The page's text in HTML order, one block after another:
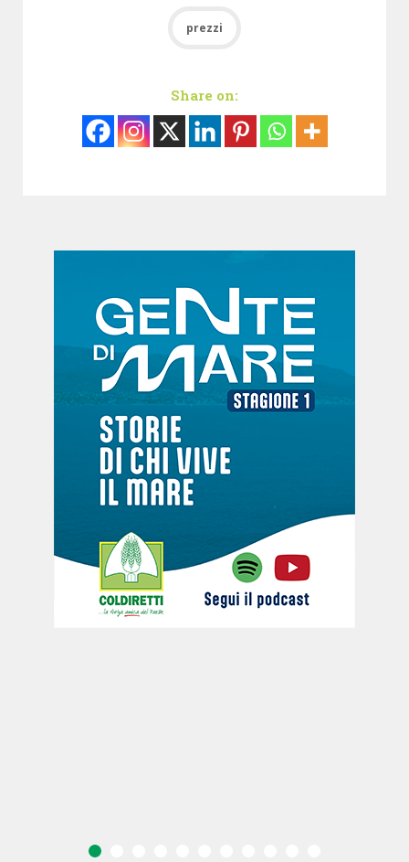
prezzi
Share on: